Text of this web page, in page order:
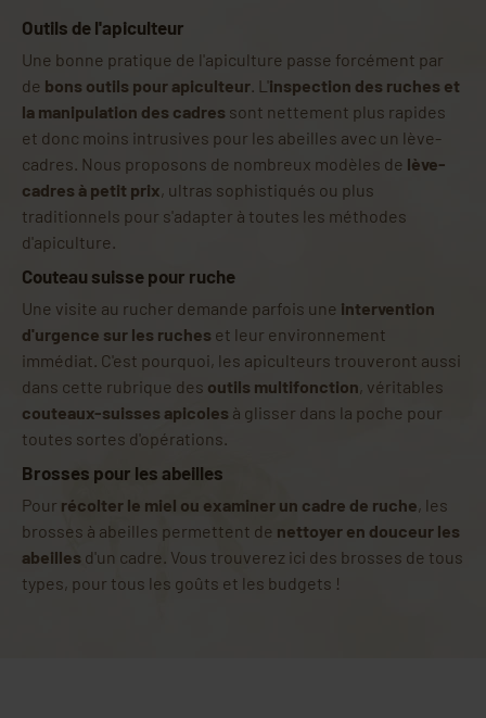
Outils de l'apiculteur
Une bonne pratique de l'apiculture passe forcément par
de bons outils pour apiculteur. L'inspection des ruches et
la manipulation des cadres sont nettement plus rapides
et donc moins intrusives pour les abeilles avec un lève-
cadres. Nous proposons de nombreux modèles de lève-
cadres à petit prix, ultras sophistiqués ou plus
traditionnels pour s'adapter à toutes les méthodes
d'apiculture.
Couteau suisse pour ruche
Une visite au rucher demande parfois une intervention
d'urgence sur les ruches et leur environnement
immédiat. C'est pourquoi, les apiculteurs trouveront aussi
dans cette rubrique des outils multifonction, véritables
couteaux-suisses apicoles à glisser dans la poche pour
toutes sortes d'opérations.
Brosses pour les abeilles
Pour récolter le miel ou examiner un cadre de ruche, les
brosses à abeilles permettent de nettoyer en douceur les
abeilles d'un cadre. Vous trouverez ici des brosses de tous
types, pour tous les goûts et les budgets !